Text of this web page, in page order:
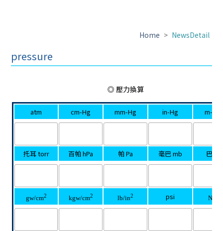
Home > NewsDetail
pressure
◎ 壓力換算
atm cm-Hg mm-Hg in-Hg m-
托耳 torr 百帕 hPa 帕 Pa 毫巴 mb 巴
gw/cm2 kgw/cm2 lb/in2 psi N/m